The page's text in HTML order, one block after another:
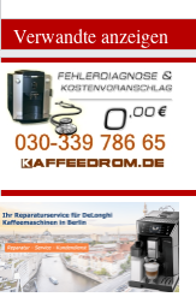
Verwandte anzeigen